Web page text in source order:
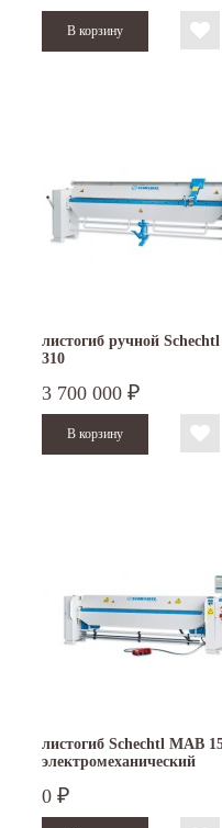
листогиб ручной
310
3 700 000 ₽
листогиб Schechtl MAB
электромеханический
0 ₽